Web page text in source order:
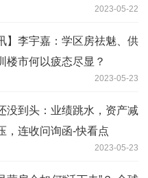
2023-05-22
】李宇嘉：学区房祛魅、供
楼市何以疲态尽显？
2023-05-23
没到头：业绩跳水，资产减
，连收问询函-快看点
2023-05-23